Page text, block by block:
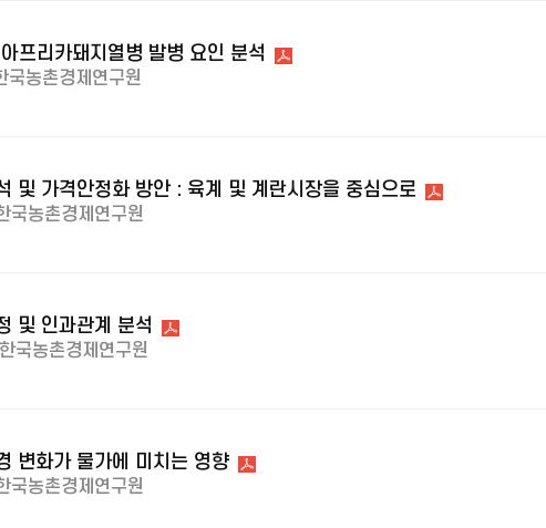
프리카돼지열병 발병 요인 분석
국농촌경제연구원
및 가격안정화 방안 : 육계 및 계란시장을 중심으로
국농촌경제연구원
및 인과관계 분석
한국농촌경제연구원
변화가 물가에 미치는 영향
국농촌경제연구원